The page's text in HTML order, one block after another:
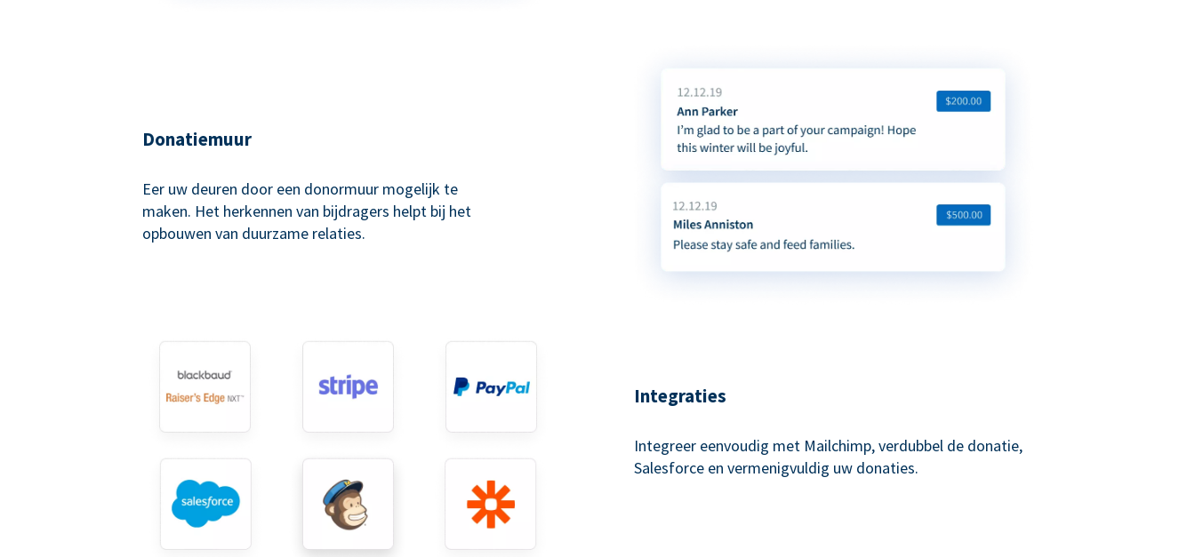
Donatiemuur
Eer uw deuren door een donormuur mogelijk te
maken. Het herkennen van bijdragers helpt bij het
opbouwen van duurzame relaties.
Integraties
Integreer eenvoudig met Mailchimp, verdubbel de donatie,
Salesforce en vermenigvuldig uw donaties.